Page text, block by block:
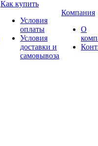
Как купить
Условия
оплаты
Условия
доставки и
самовывоза
Компания
О